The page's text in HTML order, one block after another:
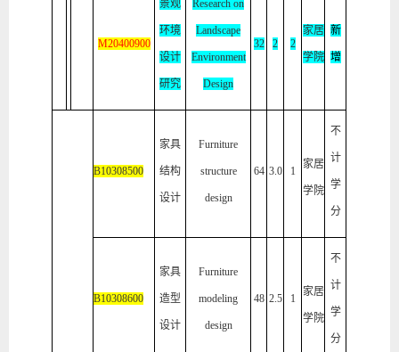
M20400900
景观
环境
设计
研究
Research on
Landscape
Environment
Design
32 2 2
家居
学院
新
增
B10308500
家具
结构
设计
Furniture
structure
design
64 3.0 1
家居
学院
不
计
学
分
B10308600
家具
造型
设计
Furniture
modeling
design
48 2.5 1
家居
学院
不
计
学
分